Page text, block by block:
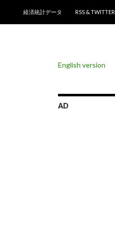
経済統計データ
RSS & TWITTER
English version
AD